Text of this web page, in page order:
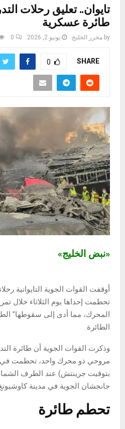
تايوان.. تعليق رحلات
طائرة عسكرية
by محرر الخليج يونيو 2, 2026 0
SHARE
0
«نبض الخليج»
تحطمت إحداها يوم الثلاثاء خلال
المحرك، مما أدى إلى سقوطها"
الطائرة.
وذكرت القوات الجوية أن طائرة
بتوقيت جرينتش) عند الطرف
جانجشان الجوية في مدينة كاوشيونغ
تحطم طائرة